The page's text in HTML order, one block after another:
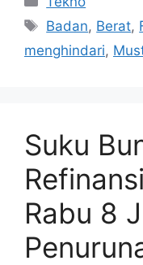
Tag
Badan, Berat,
menghindari,
Suku
Rabu 8